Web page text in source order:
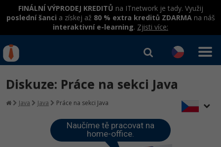
FINÁLNÍ VÝPRODEJ KREDITŮ na ITnetwork je tady. Využij
poslední šanci a získej až 80 % extra kreditů ZDARMAna náš
interaktivní e-learning. Zjisti více:
hrazené úřadem práce
Workshopy zdarma
Umělá inteligence v praxi
Junior programátor
Kurzy programování
Přihlásit se|Registrovat
Diskuze: Práce na sekci Java
Java Java Práce na sekci Java
Naučíme tě pracovat na
home-office.